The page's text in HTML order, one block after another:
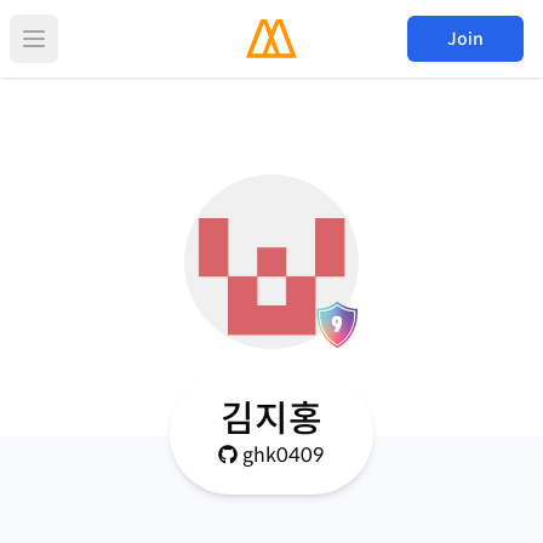
Join
김지홍
ghk0409